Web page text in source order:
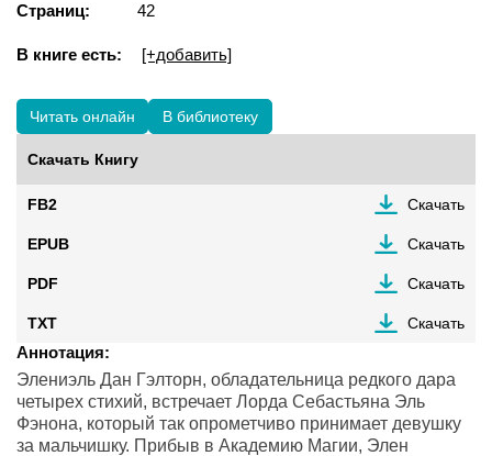
Страниц: 42
В книге есть: [+добавить]
Читать онлайн В библиотеку
Скачать Книгу
FB2 Скачать
EPUB Скачать
PDF Скачать
TXT Скачать
Аннотация:
Элениэль Дан Гэлторн, обладательница редкого дара
четырех стихий, встречает Лорда Себастьяна Эль
Фэнона, который так опрометчиво принимает девушку
за мальчишку. Прибыв в Академию Магии, Элен